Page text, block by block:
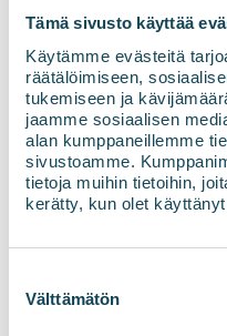
Tämä sivusto käyttää
Käytämme evästeitä
räätälöimiseen,
tukemiseen ja
jaamme sosiaalisen
alan kumppaneillemme
sivustoamme.
tietoja muihin tietoihin,
kerätty, kun olet
valinta
Välttämätön
ødelagte
tilstrekkelig å
stykkstørrelsen.
innebære
I tillegg kan
enzymer eller
nødvendig.
Gjødsel krever